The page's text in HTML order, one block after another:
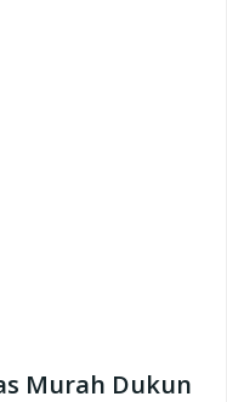
Murah Dukun